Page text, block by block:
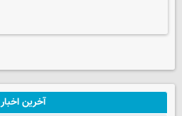
آخرین اخبار